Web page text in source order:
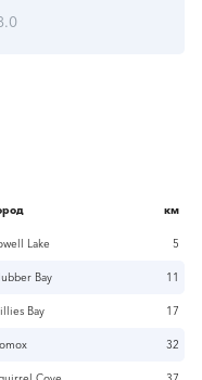
км
Lake 5
Bay 11
Bay 17
32